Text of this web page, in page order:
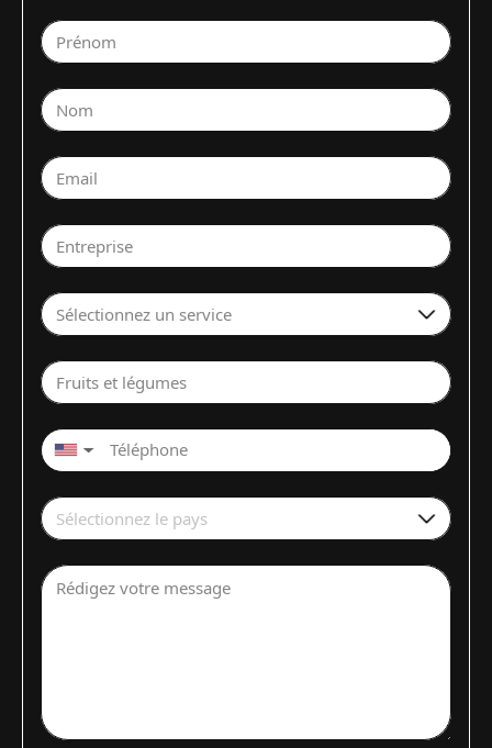
Prénom
Nom
Email
Entreprise
Sélectionnez un service
Fruits et légumes
▼
Sélectionnez le pays
Rédigez votre message